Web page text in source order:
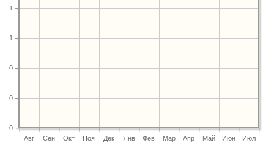
Авг Сен Окт Ноя Дек Янв Фев Мар Апр Май Июн Июл
0
0
0
1
1